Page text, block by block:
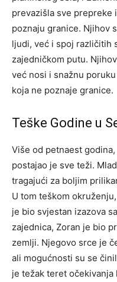
prevazišla sve prepreke
poznaju granice. Njihov
ljudi, već i spoj različitih
zajedničkom putu.
već nosi i snažnu
koja ne poznaje granice.
Teške Godine u
Više od petnaest
postajao je sve teži.
tragajući za boljim
U tom teškom okruženju,
je bio svjestan izazova
zajednica, Zoran je bio
zemlji. Njegovo srce je
ali mogućnosti su se
je težak teret